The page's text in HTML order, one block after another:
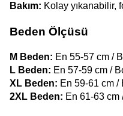
Bakım: Kolay yıkanabilir,
Beden Ölçüsü
M Beden: En 55-57 cm /
L Beden: En 57-59 cm /
XL Beden: En 59-61 cm /
2XL Beden: En 61-63 cm